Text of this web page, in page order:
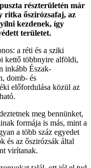
részterületén már
ritka őszirózsafaj, az
kezdenek, így
területet.
a réti és a sziki
kettő többnyire alföldi,
inkább Észak-
domb- és
előfordulása közül az
meg bennünket,
formája is más, mint a
a több száz egyedet
és az őszirózsák által
virítanak.